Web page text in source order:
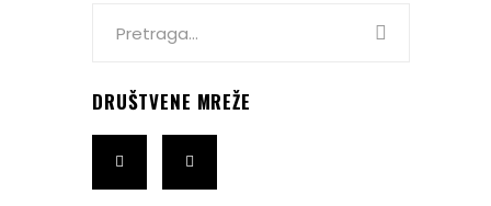
DRUŠTVENE MREŽE